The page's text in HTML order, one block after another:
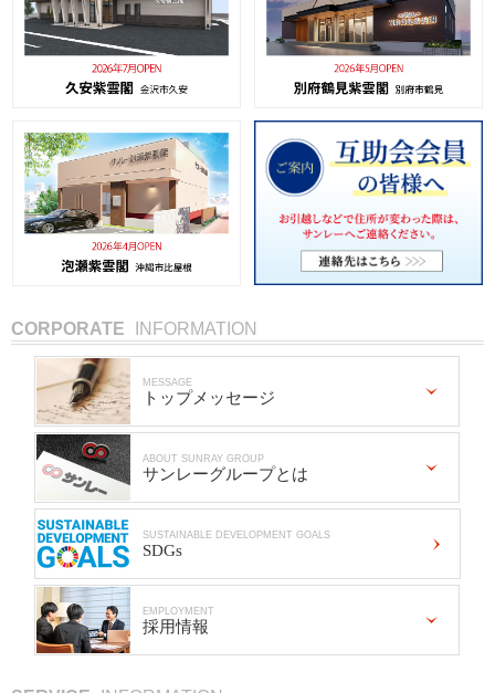
CORPORATE INFORMATION
MESSAGE
トップメッセージ
ABOUT SUNRAY GROUP
サンレーグループとは
SUSTAINABLE DEVELOPMENT GOALS
SDGs
EMPLOYMENT
採用情報